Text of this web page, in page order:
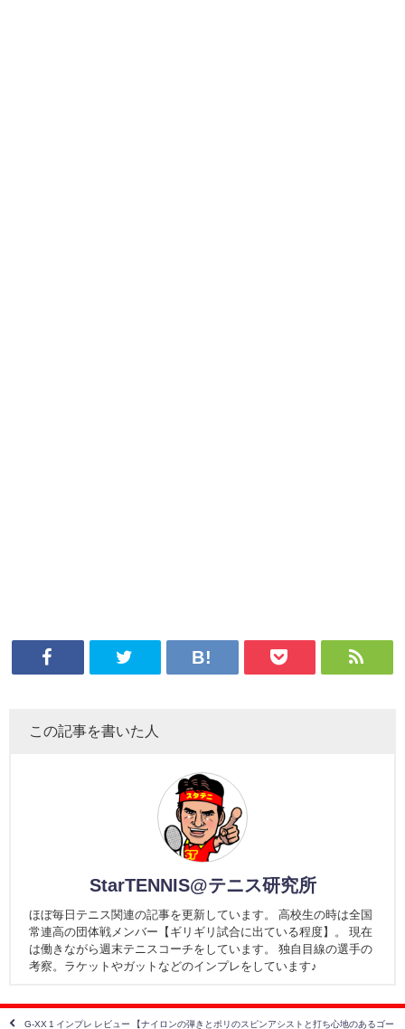
この記事を書いた人
StarTENNIS@テニス研究所
ほぼ毎日テニス関連の記事を更新しています。 高校生の時は全国
常連高の団体戦メンバー【ギリギリ試合に出ている程度】。 現在
は働きながら週末テニスコーチをしています。 独自目線の選手の
考察。ラケットやガットなどのインプレをしています♪
G-XX 1 インプレ レビュー 【ナイロンの弾きとポリのスピンアシストと打ち心地のあるゴー